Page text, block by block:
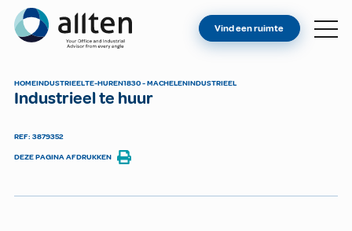
Allten
VIND EEN RUIMTE
CONTACT
Vind een ruimte
HOMEINDUSTRIEELTE-HUREN1830 - MACHELENINDUSTRIEEL
Industrieel te huur
REF: 3879352
DEZE PAGINA AFDRUKKEN